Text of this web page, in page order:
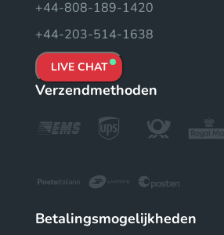
+44-808-189-1420
+44-203-514-1638
LIVE CHAT
Verzendmethoden
Betalingsmogelijkheden